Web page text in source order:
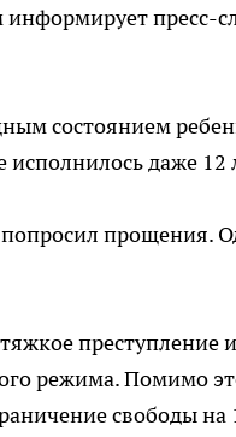
пресс-
состоянием
даже 12
прощения.
преступление
режима. Помимо
свободы на